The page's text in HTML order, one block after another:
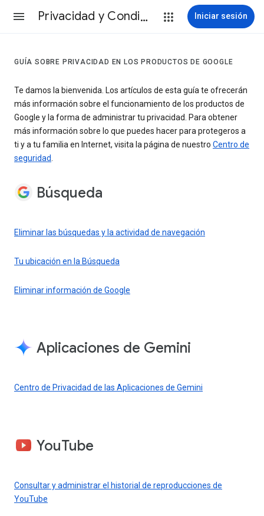
Privacidad y Condiciones Iniciar sesión
GUÍA SOBRE PRIVACIDAD EN LOS PRODUCTOS DE GOOGLE
Te damos la bienvenida. Los artículos de esta guía te ofrecerán
más información sobre el funcionamiento de los productos de
Google y la forma de administrar tu privacidad. Para obtener
más información sobre lo que puedes hacer para protegeros a
ti y a tu familia en Internet, visita la página de nuestro Centro de
seguridad.
Búsqueda
Eliminar las búsquedas y la actividad de navegación
Tu ubicación en la Búsqueda
Eliminar información de Google
Aplicaciones de Gemini
Centro de Privacidad de las Aplicaciones de Gemini
YouTube
Consultar y administrar el historial de reproducciones de
YouTube